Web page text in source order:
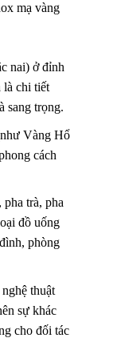
mạ vàng
nai) ở đỉnh
là chi tiết
sang trọng.
Vàng Hổ
cách
trà, pha
đồ uống
phòng
thuật
sự khác
cho đối tác